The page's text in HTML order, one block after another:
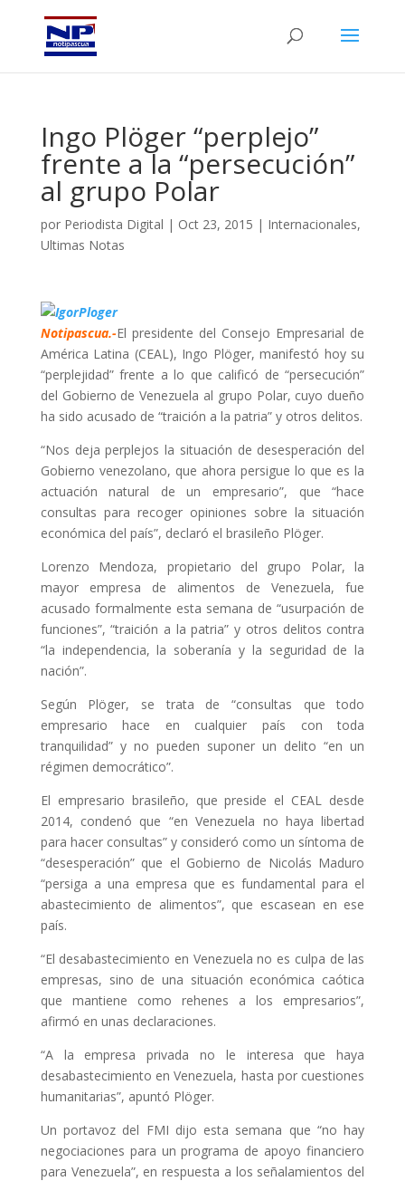
Ingo Plöger “perplejo”
frente a la “persecución”
al grupo Polar
por Periodista Digital | Oct 23, 2015 | Internacionales,
Ultimas Notas
Notipascua.-El presidente del Consejo Empresarial de
América Latina (CEAL), Ingo Plöger, manifestó hoy su
“perplejidad” frente a lo que calificó de “persecución”
del Gobierno de Venezuela al grupo Polar, cuyo dueño
ha sido acusado de “traición a la patria” y otros delitos.
“Nos deja perplejos la situación de desesperación del
Gobierno venezolano, que ahora persigue lo que es la
actuación natural de un empresario”, que “hace
consultas para recoger opiniones sobre la situación
económica del país”, declaró el brasileño Plöger.
Lorenzo Mendoza, propietario del grupo Polar, la
mayor empresa de alimentos de Venezuela, fue
acusado formalmente esta semana de “usurpación de
funciones”, “traición a la patria” y otros delitos contra
“la independencia, la soberanía y la seguridad de la
nación”.
Según Plöger, se trata de “consultas que todo
empresario hace en cualquier país con toda
tranquilidad” y no pueden suponer un delito “en un
régimen democrático”.
El empresario brasileño, que preside el CEAL desde
2014, condenó que “en Venezuela no haya libertad
para hacer consultas” y consideró como un síntoma de
“desesperación” que el Gobierno de Nicolás Maduro
“persiga a una empresa que es fundamental para el
abastecimiento de alimentos”, que escasean en ese
país.
“El desabastecimiento en Venezuela no es culpa de las
empresas, sino de una situación económica caótica
que mantiene como rehenes a los empresarios”,
afirmó en unas declaraciones.
“A la empresa privada no le interesa que haya
desabastecimiento en Venezuela, hasta por cuestiones
humanitarias”, apuntó Plöger.
Un portavoz del FMI dijo esta semana que “no hay
negociaciones para un programa de apoyo financiero
para Venezuela”, en respuesta a los señalamientos del